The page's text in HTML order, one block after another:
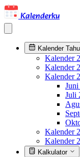
Kalenderku
Kalender
Kalender
Kalender
Kalender
Juli
Kalender
Kalender
Kalkulator